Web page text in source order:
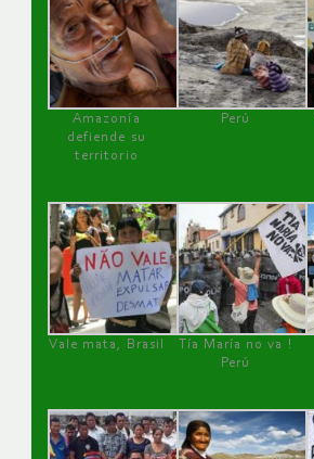
Amazonía
defiende su
territorio
Perú
Vale mata, Brasil
Tía María no va !
Perú